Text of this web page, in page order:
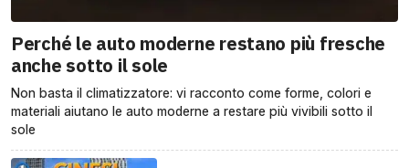
Perché le auto moderne restano più fresche
anche sotto il sole
Non basta il climatizzatore: vi racconto come forme, colori e
materiali aiutano le auto moderne a restare più vivibili sotto il
sole